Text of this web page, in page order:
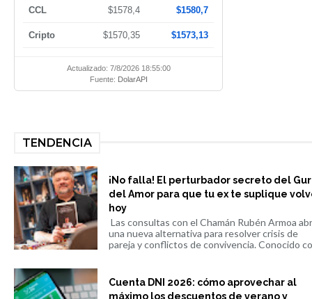
CCL $1578,4 $1580,7
Cripto $1570,35 $1573,13
Actualizado: 7/8/2026 18:55:00
Fuente: DolarAPI
TENDENCIA
¡No falla! El perturbador secreto del
del Amor para que tu ex te suplique
hoy
Las consultas con el Chamán Rubén Armoa
una nueva alternativa para resolver crisis de
pareja y conflictos de convivencia. Conocido
Cuenta DNI 2026: cómo aprovechar al
máximo los descuentos de verano y